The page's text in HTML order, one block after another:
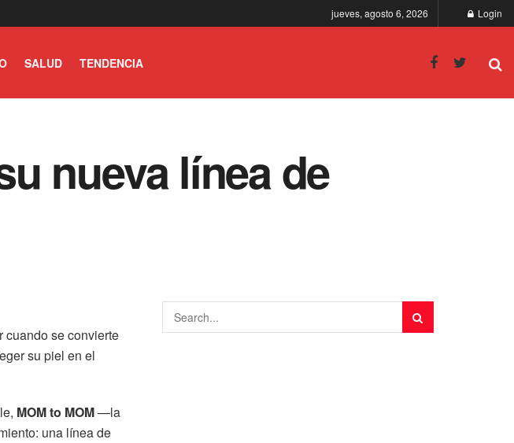
jueves, agosto 6, 2026 Login
SALUD TENDENCIA
nueva línea de
cuando se convierte
su piel en el
MOM to MOM—la
una línea de